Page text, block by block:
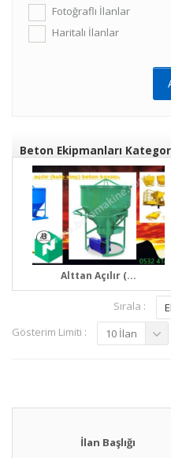
Fotoğraflı İlanlar
Haritalı İlanlar
Beton Ekipmanları
Alttan Açılır (...
Sırala :
Gösterim Limiti :
10 İlan
İlan Başlığı